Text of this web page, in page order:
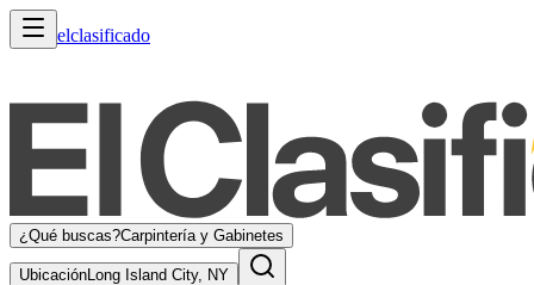
elclasificado
¿Qué buscas?Carpintería y Gabinetes
UbicaciónLong Island City, NY